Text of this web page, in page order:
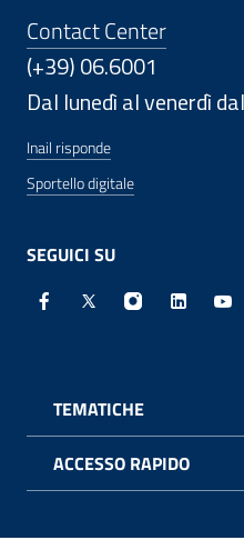
Contact Center
(+39) 06.6001
Dal lunedì al venerdì
Inail risponde
Sportello digitale
SEGUICI SU
Facebook - Sito
X - Sito esterno
Instagram -
TEMATICHE
ACCESSO RAPIDO